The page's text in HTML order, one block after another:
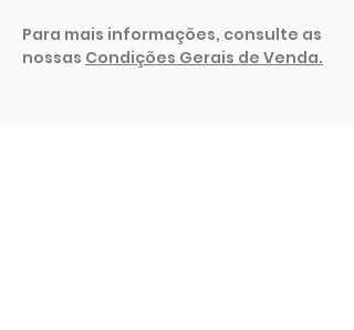
Para mais informações, consulte as
nossas Condições Gerais de Venda.